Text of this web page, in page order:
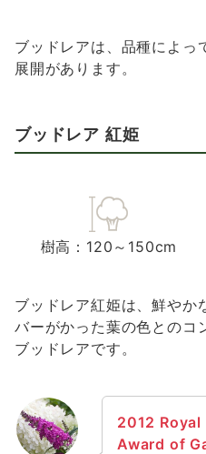
ブッドレアは、品種によっ
展開があります。
ブッドレア 紅姫
樹高：120～150cm
ブッドレア紅姫は、鮮やか
バーがかった葉の色とのコ
ブッドレアです。
2012
Award of